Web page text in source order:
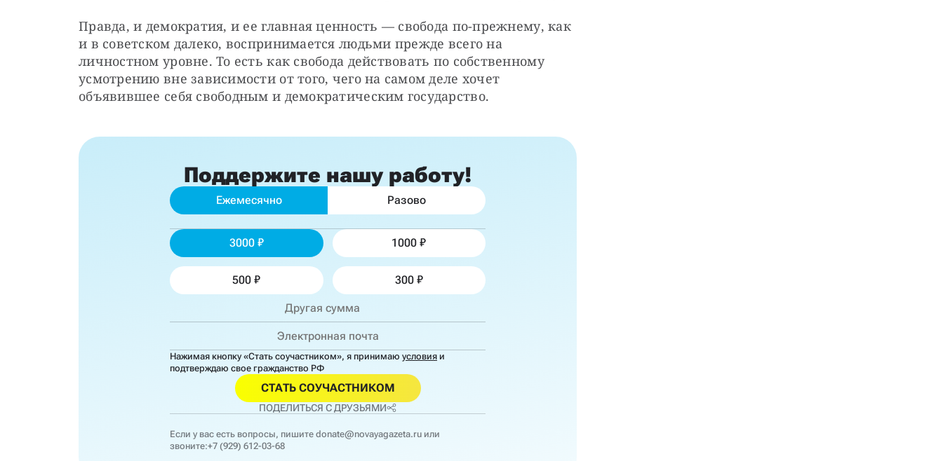
Правда, и демократия, и ее главная ценность — свобода по-прежнему, как
и в советском далеко, воспринимается людьми прежде всего на
личностном уровне. То есть как свобода действовать по собственному
усмотрению вне зависимости от того, чего на самом деле хочет
объявившее себя свободным и демократическим государство.
Поддержите нашу работу!
Ежемесячно Разово
3000 1000
500 300
Нажимая кнопку «Стать соучастником», я принимаю условия и
подтверждаю свое гражданство РФ
СТАТЬ СОУЧАСТНИКОМ
ПОДЕЛИТЬСЯ С ДРУЗЬЯМИ
Если у вас есть вопросы, пишите donate@novayagazeta.ru или
звоните:+7 (929) 612-03-68